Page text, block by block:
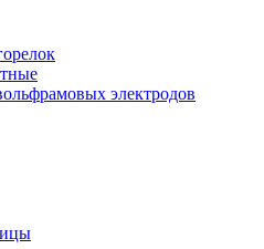
электродов